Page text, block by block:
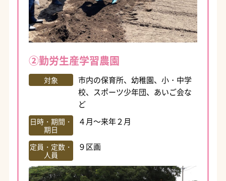
②勤労生産学習農園
対象
市内の保育所、幼稚園、小・中学
校、スポーツ少年団、あいご会な
ど
日時・期間・
期日
４月～来年２月
定員・定数・
人員
９区画